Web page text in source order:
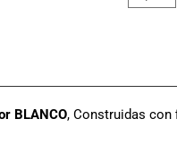
Fibra
BLANCO, Construidas con